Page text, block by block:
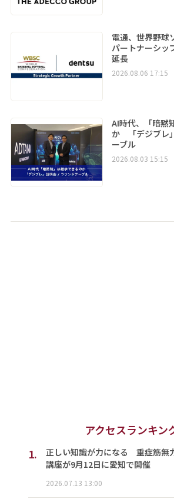
電通、世界野球
パートナーシッ
延長
2026.08.06 17:15
AI時代、「暗黙
か 「デジブレ
ーブル
2026.08.03 15:15
アクセスランキン
1.
正しい知識が力になる 重症筋無
講座が9月12日に愛知で開催
2026.07.13 13:00